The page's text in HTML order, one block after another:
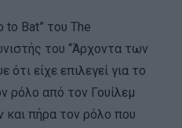
to Bat” του The
του “Άρχοντα των
είχε επιλεγεί για το
ρόλο από τον Γουίλεμ
και πήρα τον ρόλο που